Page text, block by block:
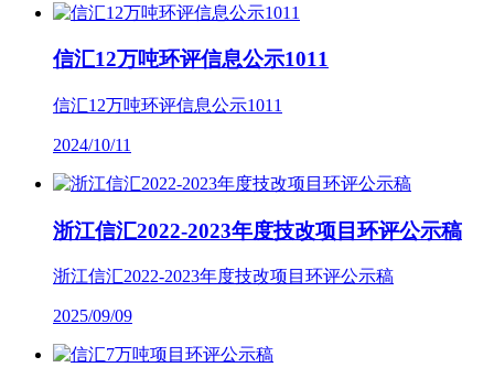
信汇12万吨环评信息公示1011
信汇12万吨环评信息公示1011
2024/10/11
浙江信汇2022-2023年度技改项目环评公示稿
浙江信汇2022-2023年度技改项目环评公示稿
2025/09/09